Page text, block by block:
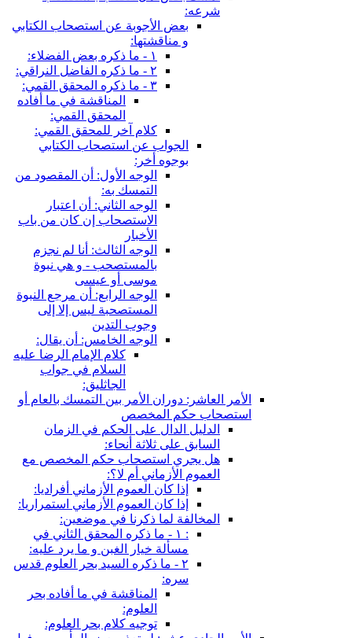
شرعه:
بعض الأجوبة عن استصحاب الكتابي
و مناقشتها:
١ - ما ذكره بعض الفضلاء:
٢ - ما ذكره الفاضل النراقي:
٣ - ما ذكره المحقق القمي:
المناقشة في ما أفاده
المحقق القمي:
كلام آخر للمحقق القمي:
الجواب عن استصحاب الكتابي
بوجوه أخر:
الوجه الأول: أن المقصود من
التمسك به:
الوجه الثاني: أن اعتبار
الاستصحاب إن كان من باب
الأخبار
الوجه الثالث: أنا لم نجزم
بالمستصحب - و هي نبوة
موسى أو عيسى
الوجه الرابع: أن مرجع النبوة
المستصحبة ليس إلا إلى
وجوب التدين
الوجه الخامس: أن يقال:
كلام الإمام الرضا عليه
السلام في جواب
الجاثليق:
الأمر العاشر: دوران الأمر بين التمسك بالعام أو
استصحاب حكم المخصص
الدليل الدال على الحكم في الزمان
السابق على ثلاثة أنحاء:
هل يجري استصحاب حكم المخصص مع
العموم الأزماني أم لا؟:
إذا كان العموم الأزماني أفراديا:
إذا كان العموم الأزماني استمراريا:
المخالفة لما ذكرنا في موضعين:
: ١ - ما ذكره المحقق الثاني في
مسألة خيار الغبن و ما يرد عليه:
٢ - ما ذكره السيد بحر العلوم قدس
سره:
المناقشة في ما أفاده بحر
العلوم:
توجيه كلام بحر العلوم: